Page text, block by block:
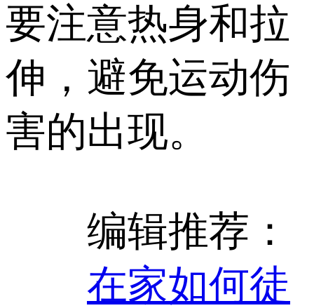
要注意热身和拉
伸，避免运动伤
害的出现。
编辑推荐：
在家如何徒